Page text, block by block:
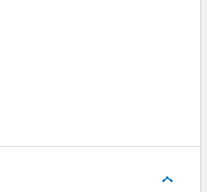
keyboard_arrow_up